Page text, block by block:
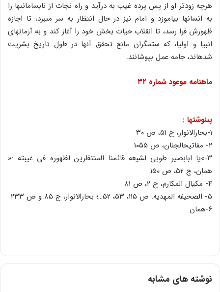
هرچه زودتر او از پس پرده غیب به درآید و راه نجات از نابسامانى‏ها را
به انسان‏ها بیاموزد و امام نیز در حال انتظار به سر مى‏برد، تا اجازه
ظهورش فرا رسد، تا انقلاب حیات بخش خود را آغاز کند و به آرمان‏هاى
انبیا و اولیا، که ستمگران مانع تحقق آنها در طول تاریخ بشریت
شده‏اند، جامه عمل بپوشانند.
ماهنامه موعود شماره ۳۲
پى‏نوشت‏ها :
۱-بحارالانوار، ج ۵۱، ص ۳۰
۲- مفاتیح‏الجنان، ص ۱۰۵۵
۳-»یا ابابصیر طوبى لشیعه قائمنا المنتظرین لظهوره فى غیبته…:«
همان، ج ۵۲، ص ۱۵۰
۴- مکیال المکارم، ج ۲، ص ۸۱
۵- الصحیفه المهدیه. ص ۱۱۵، ۵۳، ۵۲…؛ بحارالانوار، ج ۸۵ و ص ۲۳۳
۶-همان
نوشته های مشابه